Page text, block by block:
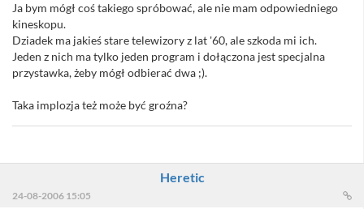
Ja bym mógł coś takiego spróbować, ale nie mam odpowiedniego
kineskopu.
Dziadek ma jakieś stare telewizory z lat '60, ale szkoda mi ich.
Jeden z nich ma tylko jeden program i dołączona jest specjalna
przystawka, żeby mógł odbierać dwa ;).
Taka implozja też może być groźna?
Heretic
24-08-2006 15:05